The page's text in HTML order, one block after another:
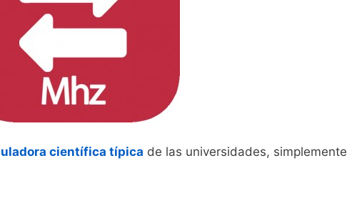
científica típica de las universidades, simplemente